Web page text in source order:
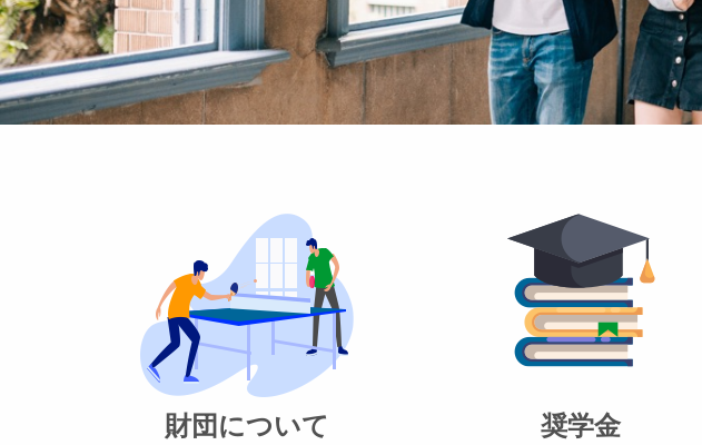
財団について 奨学金